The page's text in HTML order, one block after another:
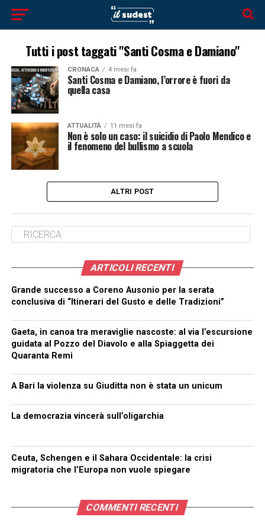
Tutti i post taggati "Santi Cosma e Damiano"
CRONACA 4 mesi fa
Santi Cosma e Damiano, l’orrore è fuori da
quella casa
ATTUALITÀ 11 mesi fa
Non è solo un caso: il suicidio di Paolo Mendico e
il fenomeno del bullismo a scuola
ALTRI POST
ARTICOLI RECENTI
Grande successo a Coreno Ausonio per la serata
conclusiva di “Itinerari del Gusto e delle Tradizioni”
Gaeta, in canoa tra meraviglie nascoste: al via l’escursione
guidata al Pozzo del Diavolo e alla Spiaggetta dei
Quaranta Remi
A Bari la violenza su Giuditta non è stata un unicum
La democrazia vincerà sull’oligarchia
Ceuta, Schengen e il Sahara Occidentale: la crisi
migratoria che l’Europa non vuole spiegare
COMMENTI RECENTI